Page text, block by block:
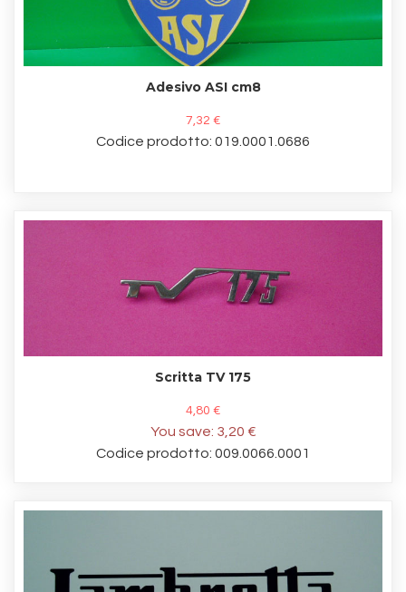
Adesivo ASI cm8
7,32 €
Codice prodotto: 019.0001.0686
Scritta TV 175
4,80 €
You save: 3,20 €
Codice prodotto: 009.0066.0001